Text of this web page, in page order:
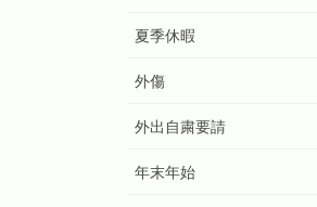
夏季休暇
外傷
外出自粛要請
年末年始